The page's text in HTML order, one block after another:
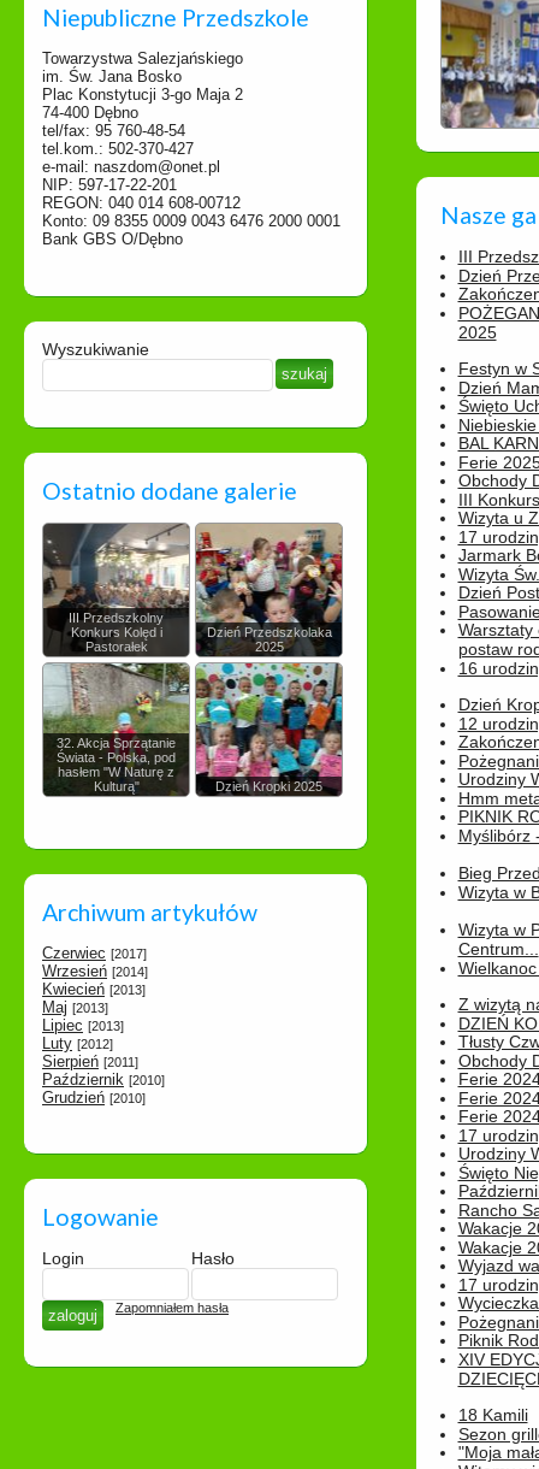
Niepubliczne Przedszkole
Towarzystwa Salezjańskiego
im. Św. Jana Bosko
Plac Konstytucji 3-go Maja 2
74-400 Dębno
tel/fax: 95 760-48-54
tel.kom.: 502-370-427
e-mail: naszdom@onet.pl
NIP: 597-17-22-201
REGON: 040 014 608-00712
Konto: 09 8355 0009 0043 6476 2000 0001
Bank GBS O/Dębno
Wyszukiwanie
Ostatnio dodane galerie
III Przedszkolny
Konkurs Kolęd i
Pastorałek
Dzień Przedszkolaka
2025
32. Akcja Sprzątanie
Świata - Polska, pod
hasłem "W Naturę z
Kulturą"
Dzień Kropki 2025
Archiwum artykułów
Czerwiec [2017]
Wrzesień [2014]
Kwiecień [2013]
Maj [2013]
Lipiec [2013]
Luty [2012]
Sierpień [2011]
Październik [2010]
Grudzień [2010]
Logowanie
Login Hasło
Zapomniałem hasła
Nasze
III
Dzień
2025
Festyn w
Dzień
Święto
BAL
Ferie
Obchody
III
Wizyta u
17
Jarmark
Wizyta
Dzień
Warsztaty
postaw
16
Dzień
12
Urodziny
Hmm
PIKNIK
Myślibórz
Bieg
Wizyta w
Wizyta w
Centrum...
Z wizytą
DZIEŃ
Tłusty
Obchody
Ferie
Ferie
Ferie
17
Urodziny
Święto
Rancho
Wakacje
Wakacje
Wyjazd
17
Piknik
XIV
18 Kamili
Sezon
"Moja